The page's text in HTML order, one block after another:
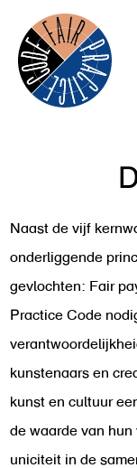
Naast de vijf
onderliggende
gevlochten: Fair
Practice Code
kunstenaars en
kunst en cultuur
de waarde van
uniciteit in de